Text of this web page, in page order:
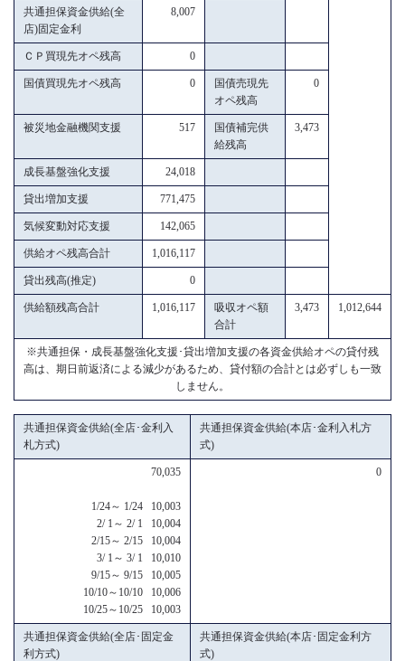
共通担保資金供給(全
店)固定金利
8,007
ＣＰ買現先オペ残高 0
国債買現先オペ残高 0
国債売現先
オペ残高
0
被災地金融機関支援 517
国債補完供
給残高
3,473
成長基盤強化支援 24,018
貸出増加支援 771,475
気候変動対応支援 142,065
供給オペ残高合計 1,016,117
貸出残高(推定) 0
供給額残高合計 1,016,117
吸収オペ額
合計
3,473 1,012,644
※共通担保・成長基盤強化支援･貸出増加支援の各資金供給オペの貸付残
高は、期日前返済による減少があるため、貸付額の合計とは必ずしも一致
しません。
共通担保資金供給(全店･金利入
札方式)
共通担保資金供給(本店･金利入札方
式)
70,035
1/24～ 1/24 10,003
2/ 1～ 2/ 1 10,004
2/15～ 2/15 10,004
3/ 1～ 3/ 1 10,010
9/15～ 9/15 10,005
10/10～10/10 10,006
10/25～10/25 10,003
0
共通担保資金供給(全店･固定金
利方式)
共通担保資金供給(本店･固定金利方
式)